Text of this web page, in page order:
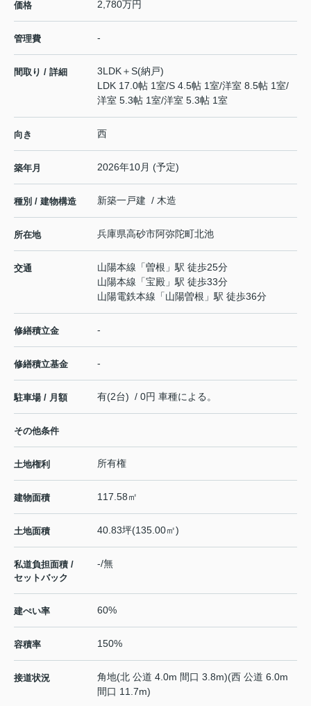
価格 2,780万円
管理費 -
間取り / 詳細
3LDK＋S(納戸)
LDK 17.0帖 1室/S 4.5帖 1室/洋室 8.5帖 1室/
洋室 5.3帖 1室/洋室 5.3帖 1室
向き 西
築年月 2026年10月 (予定)
種別 / 建物構造 新築一戸建 / 木造
所在地 兵庫県高砂市阿弥陀町北池
交通 山陽本線 「曽根 」駅 徒歩25分
山陽本線 「宝殿 」駅 徒歩33分
山陽電鉄本線 「山陽曽根 」駅 徒歩36分
修繕積立金 -
修繕積立基金 -
駐車場 / 月額 有(2台) / 0円 車種による。
その他条件
土地権利 所有権
建物面積 117.58㎡
土地面積 40.83坪(135.00㎡)
私道負担面積 /
セットバック
-/無
建ぺい率 60%
容積率 150%
接道状況
角地(北 公道 4.0m 間口 3.8m)(西 公道 6.0m
間口 11.7m)